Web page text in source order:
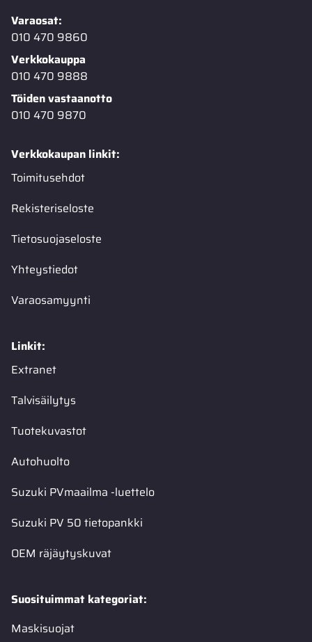
Varaosat:
010 470 9860
Verkkokauppa
010 470 9888
Töiden vastaanotto
010 470 9870
Verkkokaupan linkit:
Toimitusehdot
Rekisteriseloste
Tietosuojaseloste
Yhteystiedot
Varaosamyynti
Linkit:
Extranet
Talvisäilytys
Tuotekuvastot
Autohuolto
Suzuki PVmaailma -luettelo
Suzuki PV 50 tietopankki
OEM räjäytyskuvat
Suosituimmat kategoriat:
Maskisuojat